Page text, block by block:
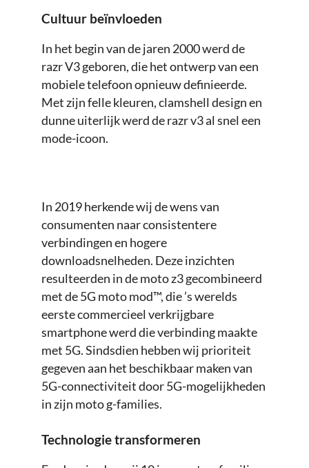
Cultuur beïnvloeden
In het begin van de jaren 2000 werd de
razr V3 geboren, die het ontwerp van een
mobiele telefoon opnieuw definieerde.
Met zijn felle kleuren, clamshell design en
dunne uiterlijk werd de razr v3 al snel een
mode-icoon.
In 2019 herkende wij de wens van
consumenten naar consistentere
verbindingen en hogere
downloadsnelheden. Deze inzichten
resulteerden in de moto z3 gecombineerd
met de 5G moto mod™, die ’s werelds
eerste commercieel verkrijgbare
smartphone werd die verbinding maakte
met 5G. Sindsdien hebben wij prioriteit
gegeven aan het beschikbaar maken van
5G-connectiviteit door 5G-mogelijkheden
in zijn moto g-families.
Technologie transformeren